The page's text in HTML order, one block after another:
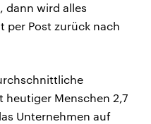
dann wird alles
per Post zurück nach
heutiger Menschen 2,7
Unternehmen auf